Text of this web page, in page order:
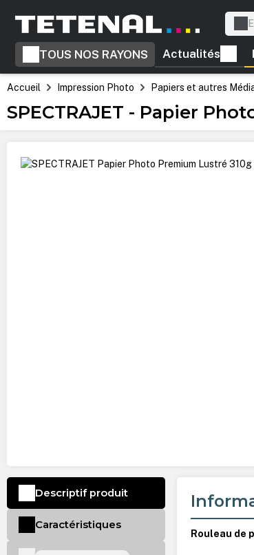
Passer à la navigation principale
TOUS NOS RAYONS Actualités
Accueil Impression Photo Papiers et autres
SPECTRAJET - Papier
Ignorer la galerie d'images
Rouleau de
Descriptif produit
Caractéristiques